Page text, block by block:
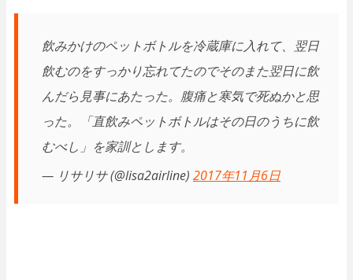
飲みかけのペットボトルを冷蔵庫に入れて、翌日
飲むのをすっかり忘れてたのでそのまた翌日に飲
んだら見事にあたった。腹痛と寒気で死ぬかと思
った。「直飲みペットボトルはその日のうちに飲
むべし」を家訓とします。
— リサリサ (@lisa2airline) 2017年11月6日